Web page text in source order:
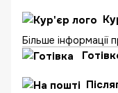
Більше інформації